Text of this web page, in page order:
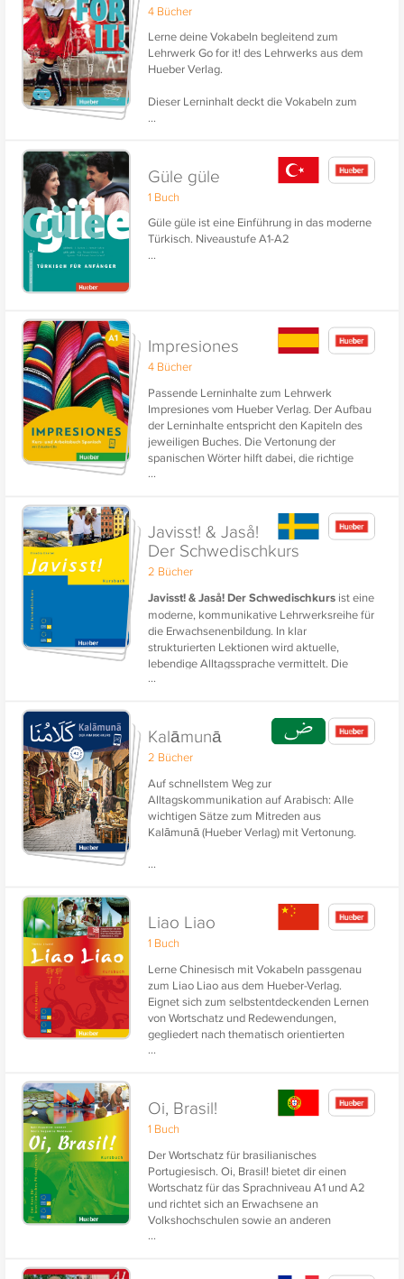
4 Bücher
Lerne deine Vokabeln begleitend zum
Lehrwerk Go for it! des Lehrwerks aus dem
Hueber Verlag.
Dieser Lerninhalt deckt die Vokabeln zum
ersten Band des Sprachkurses für
Die zweisprachig vertonten Vokabeln - die
deutsche Frage und die englische Antwort
werden dir nicht nur angezeigt, sondern auch
vorgesprochen - fördern den Lernerfolg und
erleichtern das Erlernen der richtigen
Aussprache.
...
Güle güle
1 Buch
Güle güle ist eine Einführung in das moderne
Türkisch. Niveaustufe A1-A2
...
Impresiones
4 Bücher
Passende Lerninhalte zum Lehrwerk
Impresiones vom Hueber Verlag. Der Aufbau
der Lerninhalte entspricht den Kapiteln des
jeweiligen Buches. Die Vertonung der
spanischen Wörter hilft dabei, die richtige
Aussprache zu üben. Ob zuhause oder
...
Javisst! & Jaså!
Der Schwedischkurs
2 Bücher
Javisst! & Jaså! Der Schwedischkurs ist eine
moderne, kommunikative Lehrwerksreihe für
die Erwachsenenbildung. In klar
strukturierten Lektionen wird aktuelle,
lebendige Alltagssprache vermittelt. Die
phase6-Lerninhalte ermöglichen ein
nächste Kursstunde und den Wortschatz-
Aufbau Schwedisch. Sie sind als Ergänzung
zum Lernen mit dem Buch konzipiert.
...
Kalāmunā
2 Bücher
Auf schnellstem Weg zur
Alltagskommunikation auf Arabisch: Alle
wichtigen Sätze zum Mitreden aus
Kalāmunā (Hueber Verlag) mit Vertonung.
...
Liao Liao
1 Buch
Lerne Chinesisch mit Vokabeln passgenau
zum Liao Liao aus dem Hueber-Verlag.
Eignet sich zum selbstentdeckenden Lernen
von Wortschatz und Redewendungen,
gegliedert nach thematisch orientierten
Lektionen. Mit chinesischer Kurzschrift und
...
Oi, Brasil!
1 Buch
Der Wortschatz für brasilianisches
Portugiesisch. Oi, Brasil! bietet dir einen
Wortschatz für das Sprachniveau A1 und A2
und richtet sich an Erwachsene an
Volkshochschulen sowie an anderen
Einrichtungen der Erwachsenenbildung wie
...